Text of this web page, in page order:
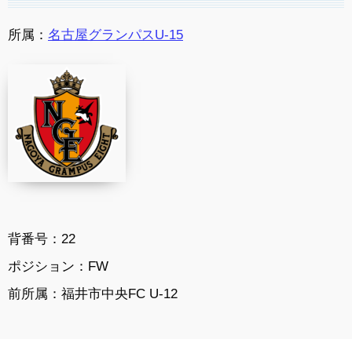
所属： 名古屋グランパスU-15
背番号：22
ポジション：FW
前所属：福井市中央FC U-12